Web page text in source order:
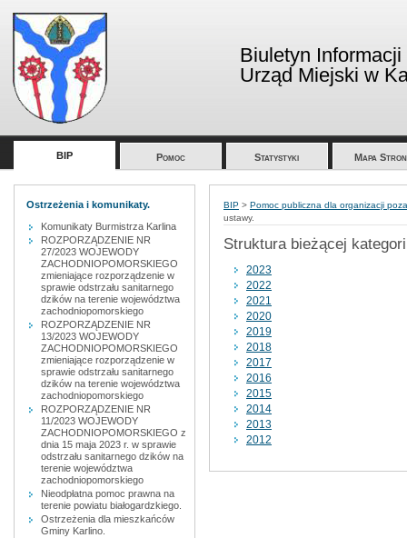
Biuletyn
Urząd Miejski w
BIP Pomoc Statystyki Mapa
Ostrzeżenia i komunikaty.
Komunikaty Burmistrza Karlina
ROZPORZĄDZENIE NR
27/2023 WOJEWODY
ZACHODNIOPOMORSKIEGO
zmieniające rozporządzenie w
sprawie odstrzału sanitarnego
dzików na terenie województwa
zachodniopomorskiego
ROZPORZĄDZENIE NR
13/2023 WOJEWODY
ZACHODNIOPOMORSKIEGO
zmieniające rozporządzenie w
sprawie odstrzału sanitarnego
dzików na terenie województwa
zachodniopomorskiego
ROZPORZĄDZENIE NR
11/2023 WOJEWODY
ZACHODNIOPOMORSKIEGO z
dnia 15 maja 2023 r. w sprawie
odstrzału sanitarnego dzików na
terenie województwa
zachodniopomorskiego
Nieodpłatna pomoc prawna na
terenie powiatu białogardzkiego.
Ostrzeżenia dla mieszkańców
Gminy Karlino.
BIP > Pomoc publiczna dla organizacji
ustawy.
Struktura bieżącej
2023
2022
2021
2020
2019
2018
2017
2016
2015
2014
2013
2012